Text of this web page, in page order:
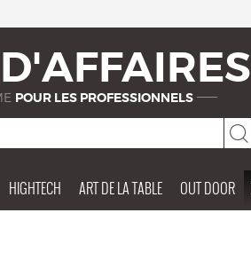
POUR LES PROFESSIONNELS
HIGHTECH ART DE LA TABLE OUT DOOR